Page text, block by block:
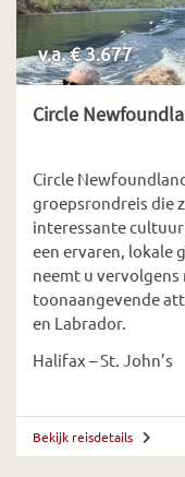
v.a. € 3.677
Circle
Circle
groepsrondreis die
interessante
een ervaren, lokale
neemt u vervolgens
toonaangevende
en Labrador.
Halifax – St. John’s
Bekijk reisdetails